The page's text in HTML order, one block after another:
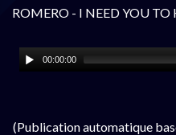
ROMERO - I NEED YOU
00:00:00
(Publication automatique